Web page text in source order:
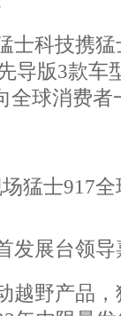
士科技携
导版3款车
全球消费
场猛士917
发展台领
越野产品